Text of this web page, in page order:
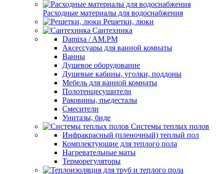
Расходные материалы для водоснабжения
Решетки, люки
Сантехника
Damixa / AM.PM
Аксессуары для ванной комнаты
Ванны
Душевое оборудование
Душевые кабины, уголки, поддоны
Мебель для ванной комнаты
Полотенцесушители
Раковины, пьедесталы
Смесители
Унитазы, биде
Системы теплых полов
Инфракрасный (пленочный) теплый пол
Комплектующие для теплого пола
Нагревательные маты
Терморегуляторы